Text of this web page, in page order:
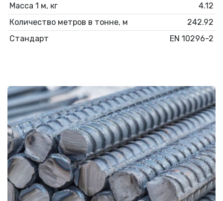
Масса 1 м, кг
4.12
Количество метров в тонне, м
242.92
Стандарт
EN 10296-2